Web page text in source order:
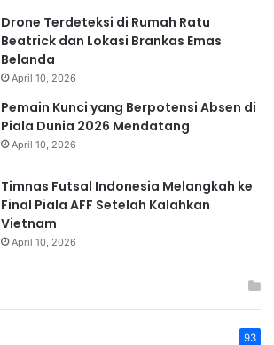
Drone Terdeteksi di Rumah Ratu
Beatrick dan Lokasi Brankas Emas
Belanda
April 10, 2026
Pemain Kunci yang Berpotensi Absen di
Piala Dunia 2026 Mendatang
April 10, 2026
Timnas Futsal Indonesia Melangkah ke
Final Piala AFF Setelah Kalahkan
Vietnam
April 10, 2026
93